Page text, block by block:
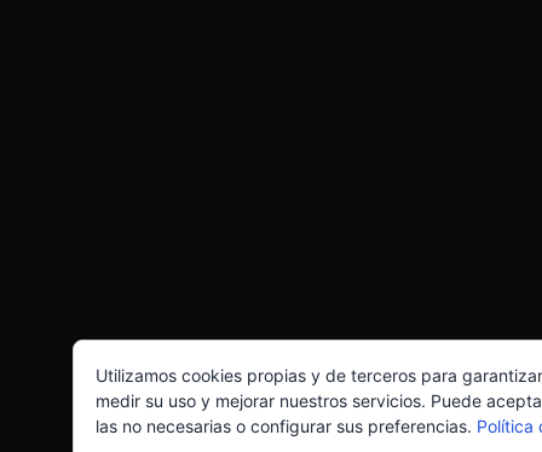
Utilizamos cookies propias y de terceros para
medir su uso y mejorar nuestros servicios. Puede
las no necesarias o configurar sus preferencias. Política